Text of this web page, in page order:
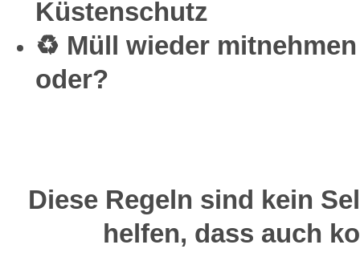
Küstenschutz
♻️ Müll wieder
oder?
Diese Regeln sind kein
helfen, dass auch